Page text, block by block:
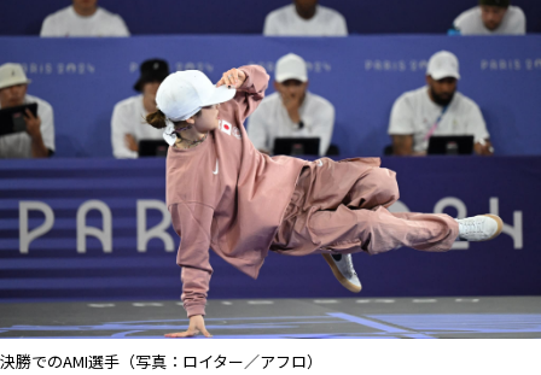
決勝でのAMI選手（写真：ロイター／アフロ）